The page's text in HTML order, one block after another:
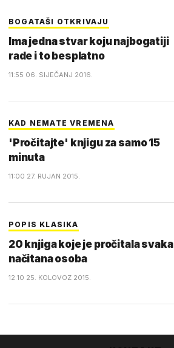
BOGATAŠI OTKRIVAJU
Ima jedna stvar koju najbogatiji
rade i to besplatno
11:55 06. SIJEČANJ 2016.
KAD NEMATE VREMENA
'Pročitajte' knjigu za samo 15
minuta
11:00 27. RUJAN 2015.
POPIS KLASIKA
20 knjiga koje je pročitala svaka
načitana osoba
12:10 25. KOLOVOZ 2015.